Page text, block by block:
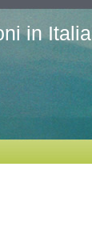
in Italia